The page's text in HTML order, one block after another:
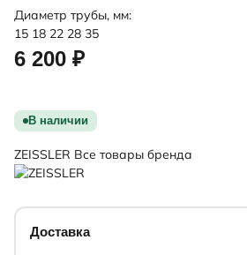
Диаметр трубы, мм:
15 18 22 28 35
6 200 ₽
В наличии
ZEISSLER Все товары бренда
Доставка